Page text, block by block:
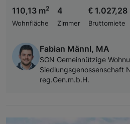
110,13 m2
Wohnfläche
4
Zimmer
€ 1.027,28
Bruttomiete
Fabian Männl, MA
SGN Gemeinnützige
Siedlungsgenossenschaft
reg.Gen.m.b.H.